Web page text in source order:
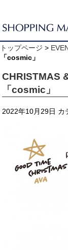
トップページ >
「cosmic」
CHRISTMAS
「cosmic」
2022年10月29日 カ